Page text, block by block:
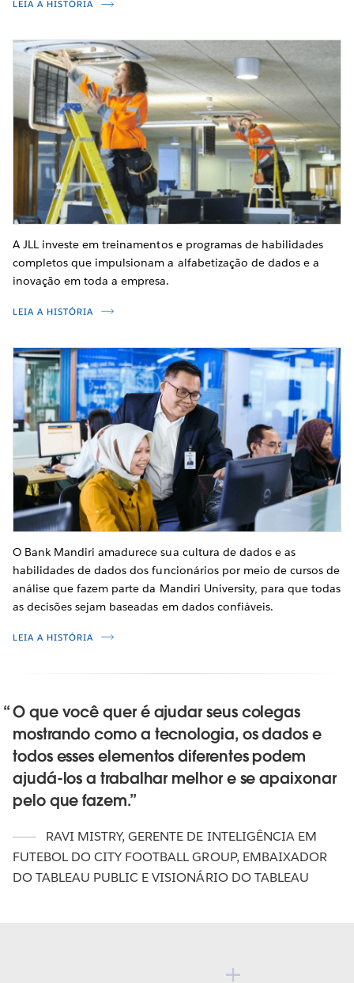
LEIA A HISTÓRIA
A JLL investe em treinamentos e programas de habilidades
completos que impulsionam a alfabetização de dados e a
inovação em toda a empresa.
LEIA A HISTÓRIA
O Bank Mandiri amadurece sua cultura de dados e as
habilidades de dados dos funcionários por meio de cursos de
análise que fazem parte da Mandiri University, para que todas
as decisões sejam baseadas em dados confiáveis.
LEIA A HISTÓRIA
O que você quer é ajudar seus colegas
mostrando como a tecnologia, os dados e
todos esses elementos diferentes podem
ajudá-los a trabalhar melhor e se apaixonar
pelo que fazem.
RAVI MISTRY, GERENTE DE INTELIGÊNCIA EM
FUTEBOL DO CITY FOOTBALL GROUP, EMBAIXADOR
DO TABLEAU PUBLIC E VISIONÁRIO DO TABLEAU